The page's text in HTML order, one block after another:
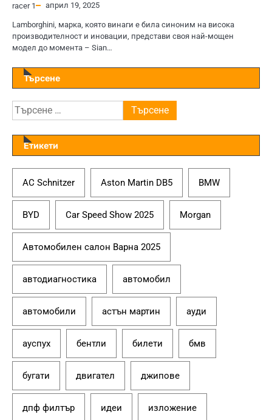
racer 1 април 19, 2025
Lamborghini, марка, която винаги е била синоним на висока
производителност и иновации, представи своя най-мощен
модел до момента – Sian…
Търсене
Търсене
за:
Етикети
AC Schnitzer Aston Martin DB5 BMW
BYD Car Speed Show 2025 Morgan
Автомобилен салон Варна 2025
автодиагностика автомобил
автомобили астън мартин ауди
ауспух бентли билети бмв
бугати двигател джипове
дпф филтър идеи изложение